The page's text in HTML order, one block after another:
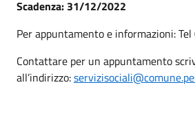
Scadenza: 31/12/2022
Per appuntamento e informazioni:
Contattare per un appuntamento
all’indirizzo: